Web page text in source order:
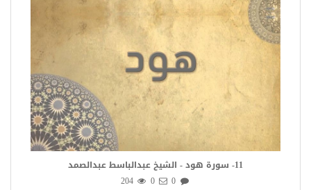
11- سورة هود - الشيخ عبدالباسط عبدالصمد
0
0
204